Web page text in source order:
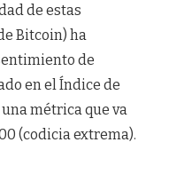
de estas
Bitcoin) ha
de
en el Índice de
métrica que va
(codicia extrema).